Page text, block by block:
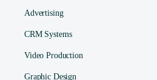
Advertising
CRM Systems
Video Production
Graphic Design